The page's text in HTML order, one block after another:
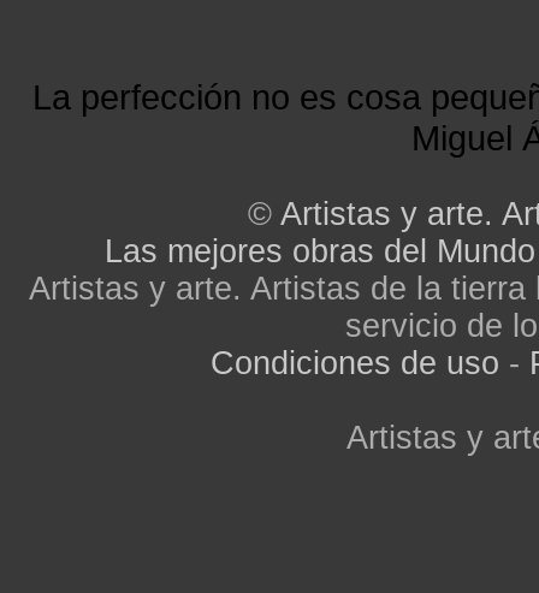
La perfección no es cosa
Miguel
© Artistas y arte.
Las mejores obras del Mundo
Artistas y arte. Artistas de la
servicio de
Condiciones de uso -
Artistas y